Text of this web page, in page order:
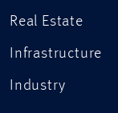
Real Estate
Infrastructure
Industry